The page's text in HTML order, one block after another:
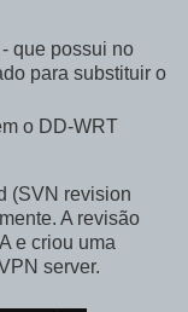
- que possui no
para substituir o
o DD-WRT
(SVN revision
A revisão
e criou uma
server.